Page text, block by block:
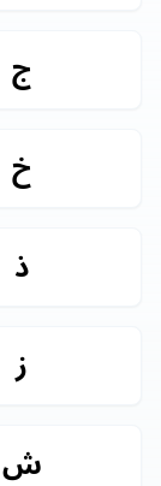
ج
خ
ذ
ز
ش